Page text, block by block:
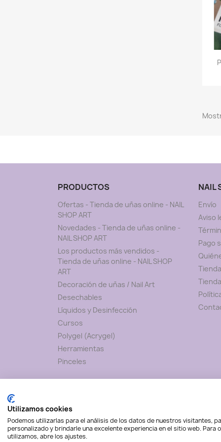
PRODUCTOS
Ofertas - Tienda de uñas online - NAIL
SHOP ART
Novedades - Tienda de uñas online -
NAIL SHOP ART
Los productos más vendidos -
Tienda de uñas online - NAIL SHOP
ART
Decoración de uñas / Nail Art
Desechables
Líquidos y Desinfección
Cursos
Polygel (Acrygel)
Herramientas
Pinceles
NAIL
Envío
Aviso
Pago
Utilizamos cookies
Podemos utilizarlas para el análisis de los datos de nuestros visitantes,
personalizado y brindarle una excelente experiencia en el sitio web. Para
utilizamos, abre los ajustes.